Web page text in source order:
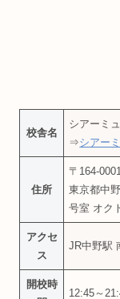
校舎名
シアーミ
⇒シアー
住所
〒164-
東京都中
号室 オク
アクセ
ス
JR中野駅
開校時
12:45～